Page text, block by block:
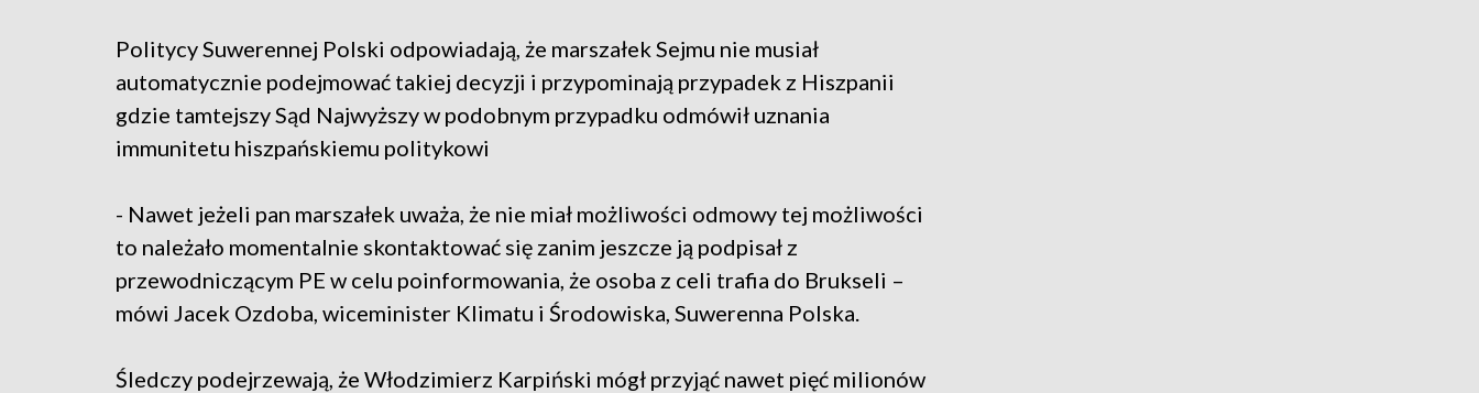
Politycy Suwerennej Polski odpowiadają, że marszałek Sejmu nie musiał
automatycznie podejmować takiej decyzji i przypominają przypadek z Hiszpanii
gdzie tamtejszy Sąd Najwyższy w podobnym przypadku odmówił uznania
immunitetu hiszpańskiemu politykowi
- Nawet jeżeli pan marszałek uważa, że nie miał możliwości odmowy tej możliwości
to należało momentalnie skontaktować się zanim jeszcze ją podpisał z
przewodniczącym PE w celu poinformowania, że osoba z celi trafia do Brukseli –
mówi Jacek Ozdoba, wiceminister Klimatu i Środowiska, Suwerenna Polska.
Śledczy podejrzewają, że Włodzimierz Karpiński mógł przyjąć nawet pięć milionów